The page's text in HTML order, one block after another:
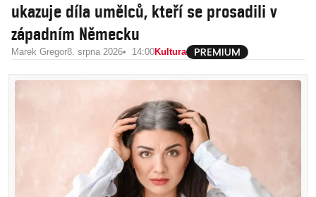
ukazuje díla umělců, kteří se prosadili v
západním Německu
Marek Gregor8. srpna 2026 14:00Kultura